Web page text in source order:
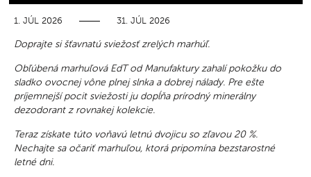
1. JÚL 2026 31. JÚL 2026
Doprajte si šťavnatú sviežosť zrelých marhúľ.
Obľúbená marhuľová EdT od Manufaktury zahalí pokožku do
sladko ovocnej vône plnej slnka a dobrej nálady. Pre ešte
príjemnejší pocit sviežosti ju dopĺňa prírodný minerálny
dezodorant z rovnakej kolekcie.
Teraz získate túto voňavú letnú dvojicu so zľavou 20 %.
Nechajte sa očariť marhuľou, ktorá pripomína bezstarostné
letné dni.